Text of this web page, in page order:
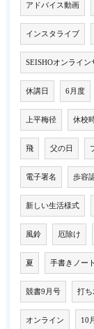
アドバイス動画
インスタライブ
SEISHOオンライン
休講日 6月度
上平梅径 休校
飛 父の日
電子署名 歩容
新しい生活様式
風鈴 厄除け
夏 手書きノート
競書9月号 打ち
オンライン 10月